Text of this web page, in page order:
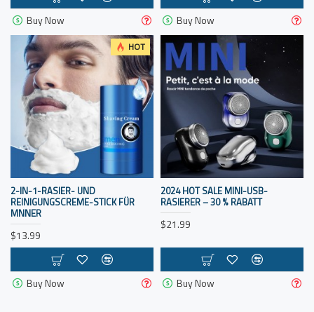
Buy Now Buy Now
HOT
2-IN-1-RASIER- UND
REINIGUNGSCREME-STICK FÜR
MNNER
$13.99
Buy Now
2024 HOT SALE MINI-USB-
RASIERER – 30 % RABATT
$21.99
Buy Now
MODERN LAYOUTS